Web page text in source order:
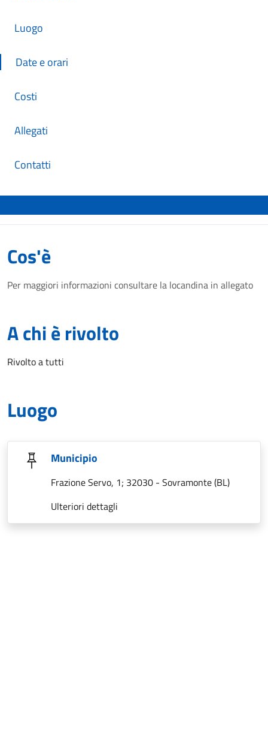
Luogo
Date e orari
Costi
Allegati
Contatti
Cos'è
Per maggiori informazioni consultare la locandina in allegato
A chi è rivolto
Rivolto a tutti
Luogo
Municipio
Frazione Servo, 1; 32030 - Sovramonte (BL)
Ulteriori dettagli